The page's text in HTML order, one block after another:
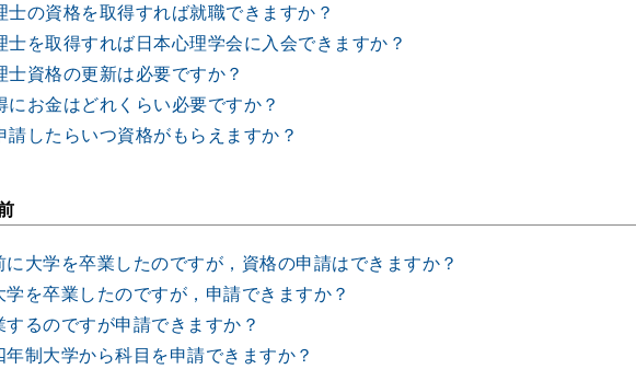
士の資格を取得すれば就職できますか？
士を取得すれば日本心理学会に入会できますか？
士資格の更新は必要ですか？
にお金はどれくらい必要ですか？
請したらいつ資格がもらえますか？
に大学を卒業したのですが，資格の申請はできますか？
学を卒業したのですが，申請できますか？
するのですが申請できますか？
年制大学から科目を申請できますか？